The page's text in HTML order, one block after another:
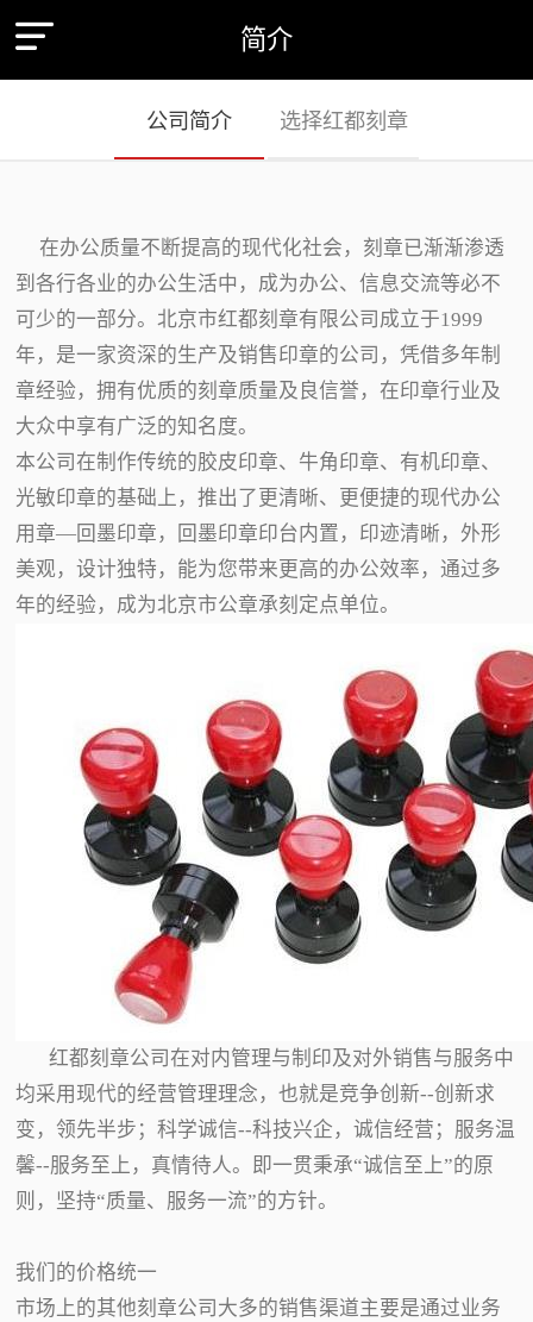
简介
公司简介 选择红都刻章
在办公质量不断提高的现代化社会，刻章已渐渐渗透
到各行各业的办公生活中，成为办公、信息交流等必不
可少的一部分。北京市红都刻章有限公司成立于1999
年，是一家资深的生产及销售印章的公司，凭借多年制
章经验，拥有优质的刻章质量及良信誉，在印章行业及
大众中享有广泛的知名度。
本公司在制作传统的胶皮印章、牛角印章、有机印章、
光敏印章的基础上，推出了更清晰、更便捷的现代办公
用章—回墨印章，回墨印章印台内置，印迹清晰，外形
美观，设计独特，能为您带来更高的办公效率，通过多
年的经验，成为北京市公章承刻定点单位。
红都刻章公司在对内管理与制印及对外销售与服务中
均采用现代的经营管理理念，也就是竞争创新--创新求
变，领先半步；科学诚信--科技兴企，诚信经营；服务温
馨--服务至上，真情待人。即一贯秉承“诚信至上”的原
则，坚持“质量、服务一流”的方针。
我们的价格统一
市场上的其他刻章公司大多的销售渠道主要是通过业务